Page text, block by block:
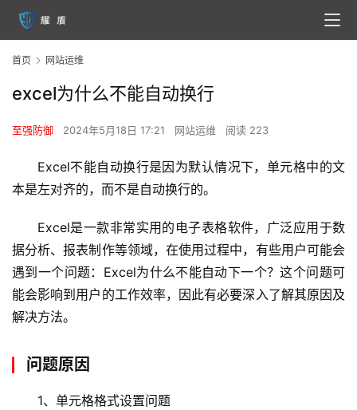
首页 网站运维
excel为什么不能自动换行
至强防御 2024年5月18日 17:21 网站运维 阅读 223
Excel不能自动换行是因为默认情况下，单元格中的文
本是左对齐的，而不是自动换行的。
Excel是一款非常实用的电子表格软件，广泛应用于数
据分析、报表制作等领域，在使用过程中，有些用户可能会
遇到一个问题：Excel为什么不能自动下一个？这个问题可
能会影响到用户的工作效率，因此有必要深入了解其原因及
解决方法。
问题原因
1、单元格格式设置问题